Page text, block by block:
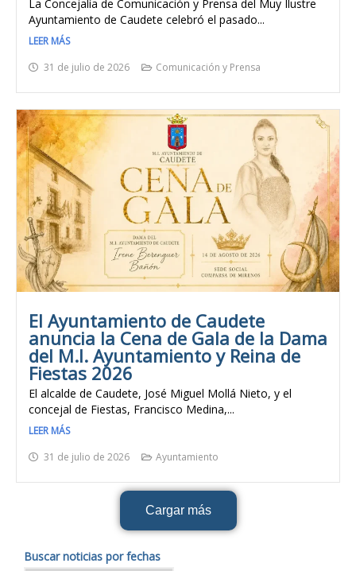
La Concejalía de Comunicación y Prensa del Muy Ilustre
Ayuntamiento de Caudete celebró el pasado...
LEER MÁS
31 de julio de 2026
Comunicación y Prensa
El Ayuntamiento de Caudete
anuncia la Cena de Gala de la Dama
del M.I. Ayuntamiento y Reina de
Fiestas 2026
El alcalde de Caudete, José Miguel Mollá Nieto, y el
concejal de Fiestas, Francisco Medina,...
LEER MÁS
31 de julio de 2026
Ayuntamiento
Cargar más
Buscar noticias por fechas